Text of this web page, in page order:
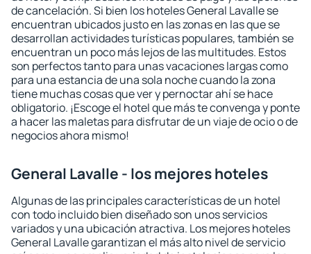
de cancelación. Si bien los hoteles General Lavalle se
encuentran ubicados justo en las zonas en las que se
desarrollan actividades turísticas populares, también se
encuentran un poco más lejos de las multitudes. Estos
son perfectos tanto para unas vacaciones largas como
para una estancia de una sola noche cuando la zona
tiene muchas cosas que ver y pernoctar ahí se hace
obligatorio. ¡Escoge el hotel que más te convenga y ponte
a hacer las maletas para disfrutar de un viaje de ocio o de
negocios ahora mismo!
General Lavalle - los mejores hoteles
Algunas de las principales características de un hotel
con todo incluido bien diseñado son unos servicios
variados y una ubicación atractiva. Los mejores hoteles
General Lavalle garantizan el más alto nivel de servicio